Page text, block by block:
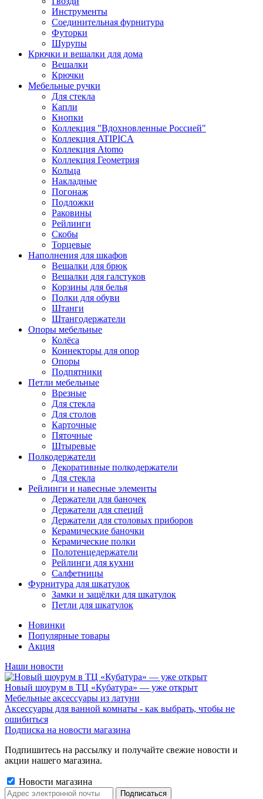
Инструменты
Соединительная фурнитура
Футорки
Шурупы
Крючки и вешалки для дома
Вешалки
Крючки
Мебельные ручки
Для стекла
Капли
Кнопки
Коллекция "Вдохновленные Россией"
Коллекция ATIPICA
Коллекция Atomo
Коллекция Геометрия
Кольца
Накладные
Погонаж
Подложки
Раковины
Рейлинги
Скобы
Торцевые
Наполнения для шкафов
Вешалки для брюк
Вешалки для галстуков
Корзины для белья
Полки для обуви
Штанги
Штангодержатели
Опоры мебельные
Колёса
Коннекторы для опор
Опоры
Подпятники
Петли мебельные
Врезные
Для стекла
Для столов
Карточные
Пяточные
Штыревые
Полкодержатели
Декоративные полкодержатели
Для стекла
Рейлинги и навесные элементы
Держатели для баночек
Держатели для специй
Держатели для столовых приборов
Керамические баночки
Керамические полки
Полотенцедержатели
Рейлинги для кухни
Салфетницы
Фурнитура для шкатулок
Замки и защёлки для шкатулок
Петли для шкатулок
Новинки
Популярные товары
Акция
Наши новости
Новый шоурум в ТЦ «Кубатура» — уже открыт
Мебельные аксессуары из латуни
Аксессуары для ванной комнаты - как выбрать, чтобы не
ошибиться
Подписка на новости магазина
Подпишитесь на рассылку и получайте свежие новости и
акции нашего магазина.
Новости магазина